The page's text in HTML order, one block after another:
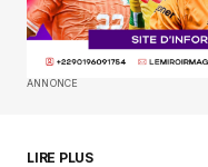
SUBMIT COMMENT
ANNONCE
LIRE PLUS